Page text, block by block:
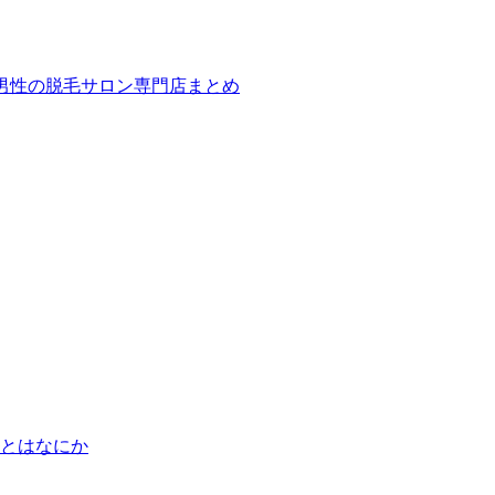
性の脱毛サロン専門店まとめ
はなにか